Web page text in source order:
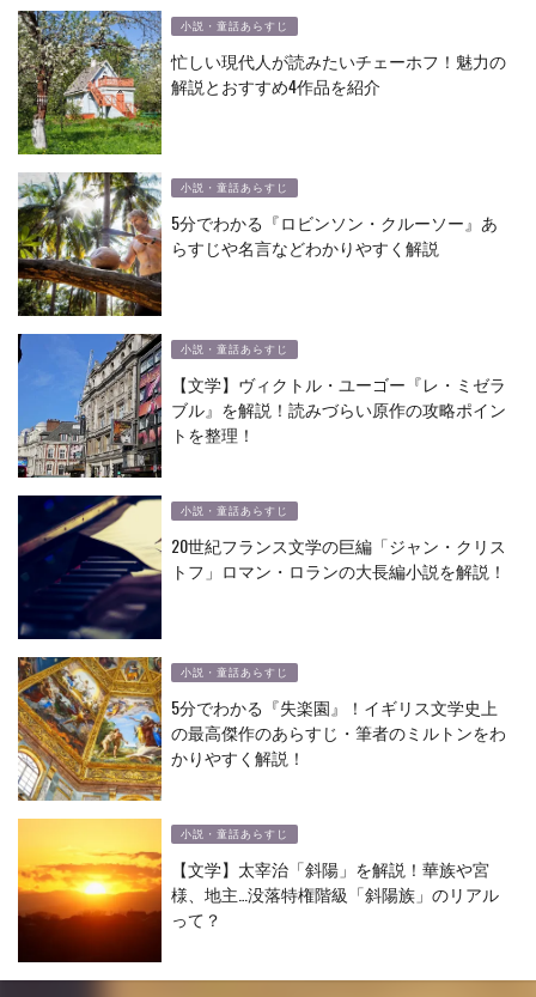
小説・童話あらすじ
忙しい現代人が読みたいチェーホフ！魅力の
解説とおすすめ4作品を紹介
小説・童話あらすじ
5分でわかる『ロビンソン・クルーソー』あ
らすじや名言などわかりやすく解説
小説・童話あらすじ
【文学】ヴィクトル・ユーゴー『レ・ミゼラ
ブル』を解説！読みづらい原作の攻略ポイン
トを整理！
小説・童話あらすじ
20世紀フランス文学の巨編「ジャン・クリス
トフ」ロマン・ロランの大長編小説を解説！
小説・童話あらすじ
5分でわかる『失楽園』！イギリス文学史上
の最高傑作のあらすじ・筆者のミルトンをわ
かりやすく解説！
小説・童話あらすじ
【文学】太宰治「斜陽」を解説！華族や宮
様、地主…没落特権階級「斜陽族」のリアル
って？